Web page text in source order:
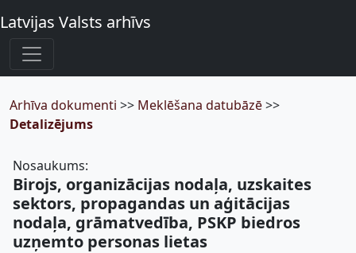
Latvijas Valsts arhīvs
Arhīva dokumenti >> Meklēšana datubāzē>>
Detalizējums
Nosaukums:
Birojs, organizācijas nodaļa, uzskaites
sektors, propagandas un aģitācijas
nodaļa, grāmatvedība, PSKP biedros
uzņemto personas lietas